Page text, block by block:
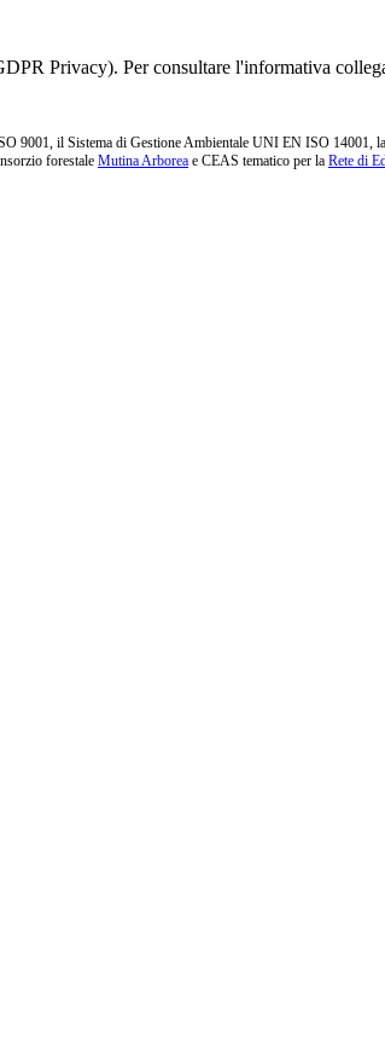
Privacy). Per consultare l'informativa
9001, il Sistema di Gestione Ambientale UNI EN ISO
forestale Mutina Arborea e CEAS tematico per la Rete di